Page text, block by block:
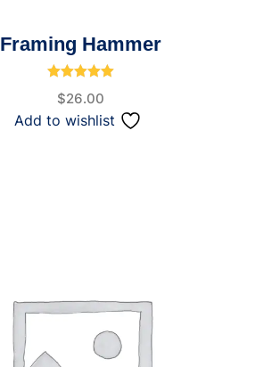
Framing Hammer
تم التقييم5.00
$26.00
Add to wishlist